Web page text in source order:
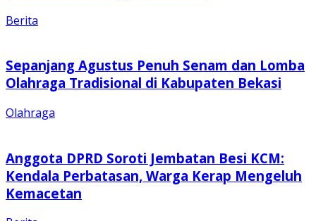
Berita
Sepanjang Agustus Penuh Senam dan Lomba
Olahraga Tradisional di Kabupaten Bekasi
Olahraga
Anggota DPRD Soroti Jembatan Besi KCM:
Kendala Perbatasan, Warga Kerap Mengeluh
Kemacetan